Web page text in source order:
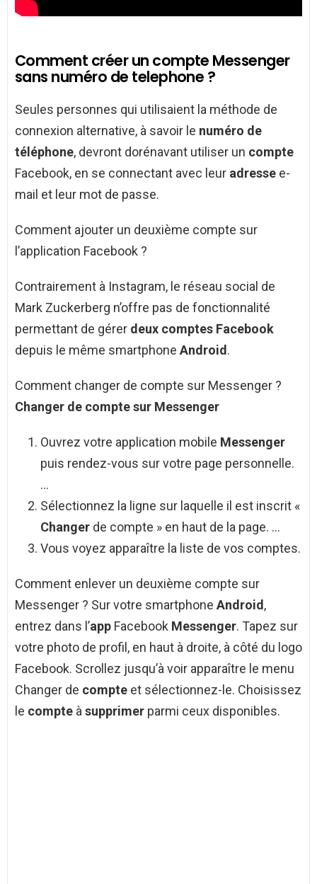
Comment créer un compte Messenger
sans numéro de telephone ?
Seules personnes qui utilisaient la méthode de
connexion alternative, à savoir le numéro de
téléphone, devront dorénavant utiliser un compte
Facebook, en se connectant avec leur adresse e-
mail et leur mot de passe.
Comment ajouter un deuxième compte sur
l’application Facebook ?
Contrairement à Instagram, le réseau social de
Mark Zuckerberg n’offre pas de fonctionnalité
permettant de gérer deux comptes Facebook
depuis le même smartphone Android.
Comment changer de compte sur Messenger ?
Changer de compte sur Messenger
Ouvrez votre application mobile Messenger
puis rendez-vous sur votre page personnelle.
…
Sélectionnez la ligne sur laquelle il est inscrit «
Changer de compte » en haut de la page. …
Vous voyez apparaître la liste de vos comptes.
Comment enlever un deuxième compte sur
Messenger ? Sur votre smartphone Android,
entrez dans l’app Facebook Messenger. Tapez sur
votre photo de profil, en haut à droite, à côté du logo
Facebook. Scrollez jusqu’à voir apparaître le menu
Changer de compte et sélectionnez-le. Choisissez
le compte àsupprimer parmi ceux disponibles.